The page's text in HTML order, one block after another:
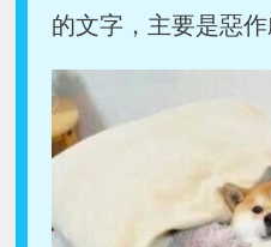
的文字，主要是惡作